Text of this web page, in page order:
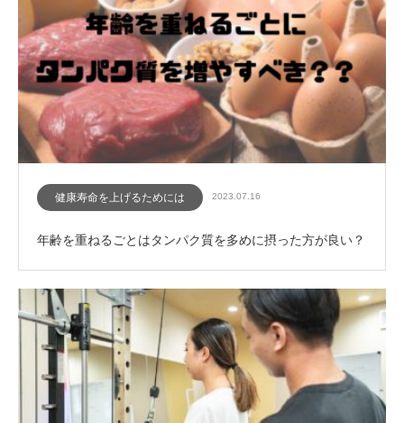
健康寿命を上げるためには 2023.07.16
年齢を重ねるごとはタンパク質を多めに摂った方が良い？